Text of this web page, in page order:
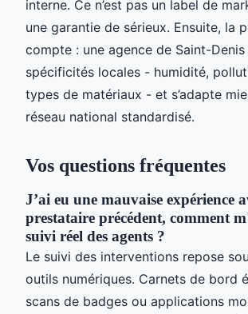
interne. Ce n’est pas un label de
une garantie de sérieux. Ensuite, la
compte : une agence de Saint-
spécificités locales - humidité,
types de matériaux - et s’adapte
réseau national standardisé.
Vos questions fréquentes
J’ai eu une mauvaise expérience
prestataire précédent, comment
suivi réel des agents ?
Le suivi des interventions repose
outils numériques. Carnets de bord
scans de badges ou applications